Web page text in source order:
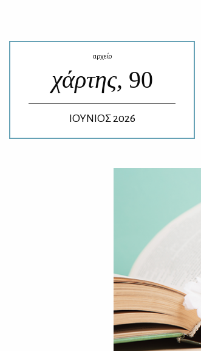
αρχείο
χάρτης, 90
ΙΟΥΝΙΟΣ 2026